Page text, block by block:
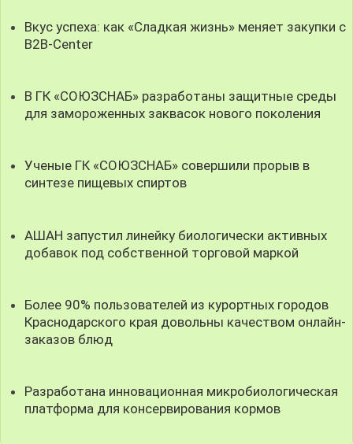
Вкус успеха: как «Сладкая жизнь» меняет закупки с
B2B-Center
В ГК «СОЮЗСНАБ» разработаны защитные среды
для замороженных заквасок нового поколения
Ученые ГК «СОЮЗСНАБ» совершили прорыв в
синтезе пищевых спиртов
АШАН запустил линейку биологически активных
добавок под собственной торговой маркой
Более 90% пользователей из курортных городов
Краснодарского края довольны качеством онлайн-
заказов блюд
Разработана инновационная микробиологическая
платформа для консервирования кормов